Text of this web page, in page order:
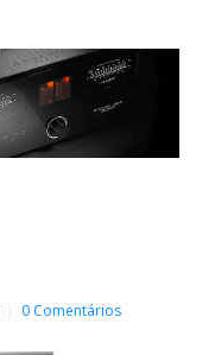
0 Comentários